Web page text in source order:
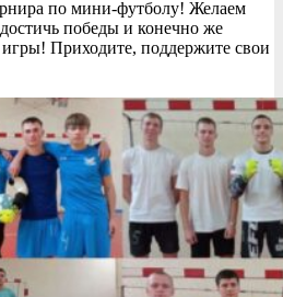
по мини-футболу! Желаем
достичь победы и конечно же
игры! Приходите, поддержите свои